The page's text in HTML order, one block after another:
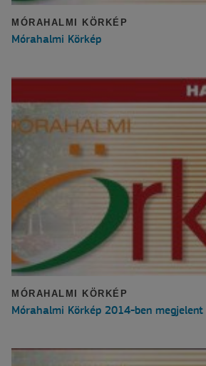
MÓRAHALMI KÖRKÉP
Mórahalmi Körkép
MÓRAHALMI KÖRKÉP
Mórahalmi Körkép 2014-ben megjelent